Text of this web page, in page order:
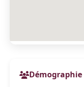
Démographie